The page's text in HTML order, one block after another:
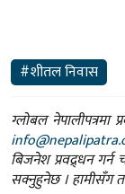
#शीतल निवास
ग्लोबल नेपालीपत्रमा
बिजनेश प्रवद्र्धन
सक्नुहुनेछ । हामीसँग